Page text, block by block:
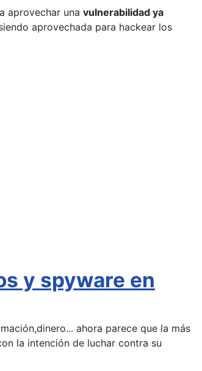
aprovechar una vulnerabilidad ya
aprovechada para hackear los
y spyware en
ahora parece que la más
la intención de luchar contra su